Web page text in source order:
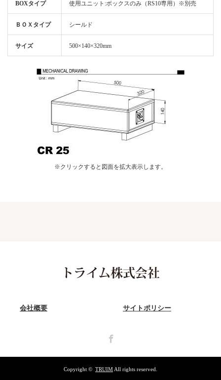
BOXタイプ 使用ユニット:ボックスのみ（RS10専用）※別売
ＢＯＸタイプ シールド
サイズ 500×140×320mm
※クリックすると図面を拡大表示します。
会社概要 サイトポリシー
Copyright © TRUIM All rights reserved.